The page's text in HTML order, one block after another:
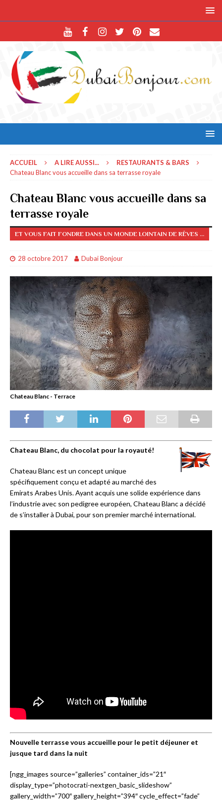
ACCUEIL A LIRE AUSSI...
RESTAURANTS & BARS
Chateau Blanc vous accueille dans sa terrasse royale
Chateau Blanc vous accueille dans sa
terrasse royale
ET VOUS FAIT FONDRE DANS UN MONDE LOINTAIN DE RÊVES ...
28 octobre 2017 Dubai Bonjour
Chateau Blanc - Terrace
Chateau Blanc, du chocolat pour la royauté!
Chateau Blanc est un concept unique
spécifiquement conçu et adapté au marché des
Emirats Arabes Unis. Ayant acquis une solide expérience dans
l’industrie avec son pedigree européen, Chateau Blanc a décidé
de s’installer à Dubai, pour son premier marché international.
Nouvelle terrasse vous accueille pour le petit déjeuner et
jusque tard dans la nuit
[ngg_images source=”galleries” container_ids=”21″
display_type=”photocrati-nextgen_basic_slideshow”
gallery_width=”700″ gallery_height=”394″ cycle_effect=”fade”